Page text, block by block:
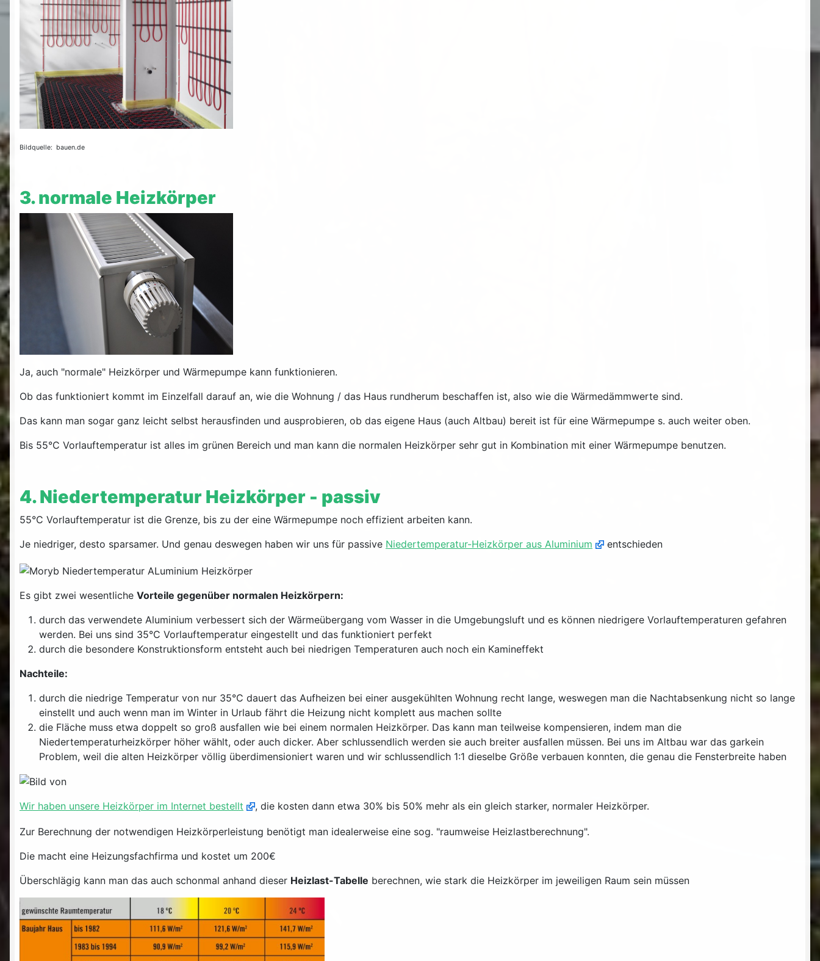
Bildquelle: bauen.de
3. normale Heizkörper
Ja, auch "normale" Heizkörper und Wärmepumpe kann funktionieren.
Ob das funktioniert kommt im Einzelfall darauf an, wie die Wohnung / das Haus rundherum beschaffen ist, also wie die Wärmedämmwerte sind.
Das kann man sogar ganz leicht selbst herausfinden und ausprobieren, ob das eigene Haus (auch Altbau) bereit ist für eine Wärmepumpe s. auch weiter oben.
Bis 55°C Vorlauftemperatur ist alles im grünen Bereich und man kann die normalen Heizkörper sehr gut in Kombination mit einer Wärmepumpe benutzen.
4. Niedertemperatur Heizkörper - passiv
55°C Vorlauftemperatur ist die Grenze, bis zu der eine Wärmepumpe noch effizient arbeiten kann.
Je niedriger, desto sparsamer. Und genau deswegen haben wir uns für passive Niedertemperatur-Heizkörper aus Aluminium entschieden
Es gibt zwei wesentliche Vorteile gegenüber normalen Heizkörpern:
durch das verwendete Aluminium verbessert sich der Wärmeübergang vom Wasser in die Umgebungsluft und es können niedrigere Vorlauftemperaturen gefahren
werden. Bei uns sind 35°C Vorlauftemperatur eingestellt und das funktioniert perfekt
durch die besondere Konstruktionsform entsteht auch bei niedrigen Temperaturen auch noch ein Kamineffekt
Nachteile:
durch die niedrige Temperatur von nur 35°C dauert das Aufheizen bei einer ausgekühlten Wohnung recht lange, weswegen man die Nachtabsenkung nicht so lange
einstellt und auch wenn man im Winter in Urlaub fährt die Heizung nicht komplett aus machen sollte
die Fläche muss etwa doppelt so groß ausfallen wie bei einem normalen Heizkörper. Das kann man teilweise kompensieren, indem man die
Niedertemperaturheizkörper höher wählt, oder auch dicker. Aber schlussendlich werden sie auch breiter ausfallen müssen. Bei uns im Altbau war das garkein
Problem, weil die alten Heizkörper völlig überdimensioniert waren und wir schlussendlich 1:1 dieselbe Größe verbauen konnten, die genau die Fensterbreite haben
Wir haben unsere Heizkörper im Internet bestellt , die kosten dann etwa 30% bis 50% mehr als ein gleich starker, normaler Heizkörper.
Zur Berechnung der notwendigen Heizkörperleistung benötigt man idealerweise eine sog. "raumweise Heizlastberechnung".
Die macht eine Heizungsfachfirma und kostet um 200€
Überschlägig kann man das auch schonmal anhand dieser Heizlast-Tabelle berechnen, wie stark die Heizkörper im jeweiligen Raum sein müssen